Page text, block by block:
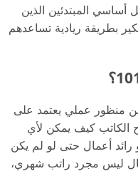
المبتدئين الذين
بطريقة ريادية تساعدهم
فكرة المال من منظور عملي يعتمد على
الكاتب كيف يمكن لأي
أعمال حتى لو لم يكن
ليس مجرد راتب شهري،